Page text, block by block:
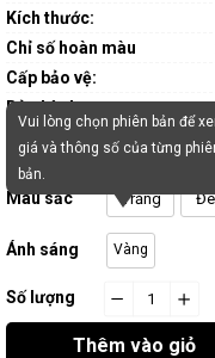
Kích thước:
Chỉ số hoàn màu
Cấp bảo vệ:
Bảo hành
Vui lòng chọn phiên bản để
giá và thông số của từng
bản.
Màu sắc Trắng
Ánh sáng Vàng
Số lượng
Thêm vào giỏ